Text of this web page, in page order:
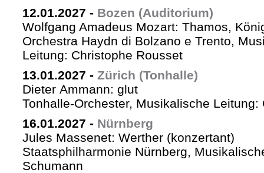
12.01.2027 - Bozen (Auditorium)
Wolfgang Amadeus Mozart: Thamos,
Orchestra Haydn di Bolzano e Trento,
Leitung: Christophe Rousset
13.01.2027 - Zürich (Tonhalle)
Dieter Ammann: glut
Tonhalle-Orchester, Musikalische Leitung:
16.01.2027 - Nürnberg
Jules Massenet: Werther (konzertant)
Staatsphilharmonie Nürnberg,
Schumann